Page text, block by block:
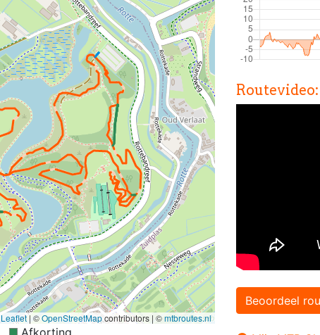
Leaflet | ©OpenStreetMapcontributors | ©mtbroutes.nl
Afkorting
Routevideo:
Beoordeel